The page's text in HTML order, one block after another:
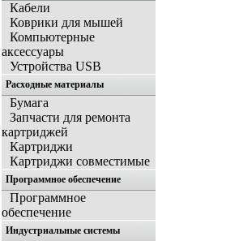
Кабели
Коврики для мышей
Компьютерные
аксессуары
Устройства USB
Расходные материалы
Бумага
Запчасти для ремонта
картриджей
Картриджи
Картриджи совместимые
Программное обеспечение
Программное
обеспечение
Индустриальные системы